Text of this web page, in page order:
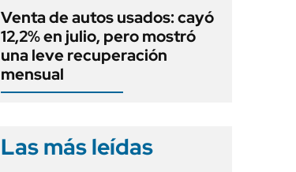
Venta de autos usados: cayó
12,2% en julio, pero mostró
una leve recuperación
mensual
Las más leídas